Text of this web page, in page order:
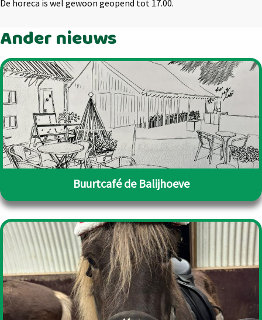
De horeca is wel gewoon geopend tot 17.00.
Ander nieuws
Buurtcafé de Balijhoeve